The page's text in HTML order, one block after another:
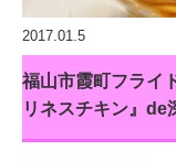
2017.01.5
福山市霞町フライ
リネスチキン』de